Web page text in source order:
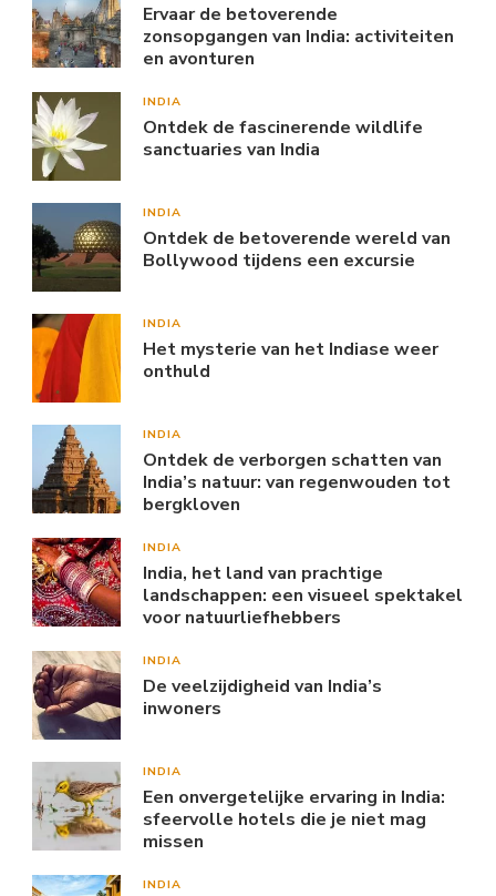
Ervaar de betoverende
zonsopgangen van India: activiteiten
en avonturen
INDIA
Ontdek de fascinerende wildlife
sanctuaries van India
INDIA
Ontdek de betoverende wereld van
Bollywood tijdens een excursie
INDIA
Het mysterie van het Indiase weer
onthuld
INDIA
Ontdek de verborgen schatten van
India’s natuur: van regenwouden tot
bergkloven
INDIA
India, het land van prachtige
landschappen: een visueel spektakel
voor natuurliefhebbers
INDIA
De veelzijdigheid van India’s
inwoners
INDIA
Een onvergetelijke ervaring in India:
sfeervolle hotels die je niet mag
missen
INDIA